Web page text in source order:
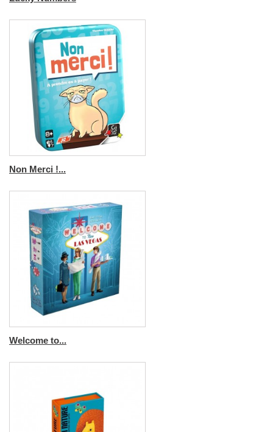
Non Merci !...
Welcome to...